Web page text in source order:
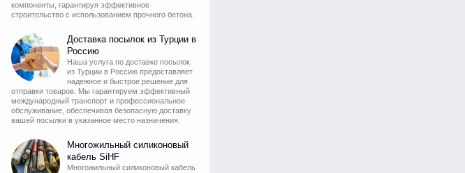
компоненты, гарантируя эффективное
строительство с использованием прочного бетона.
Доставка посылок из Турции в
Россию
Наша услуга по доставке посылок
из Турции в Россию предоставляет
надежное и быстрое решение для
отправки товаров. Мы гарантируем эффективный
международный транспорт и профессиональное
обслуживание, обеспечивая безопасную доставку
вашей посылки в указанное место назначения.
Многожильный силиконовый
кабель SiHF
Многожильный силиконовый кабель